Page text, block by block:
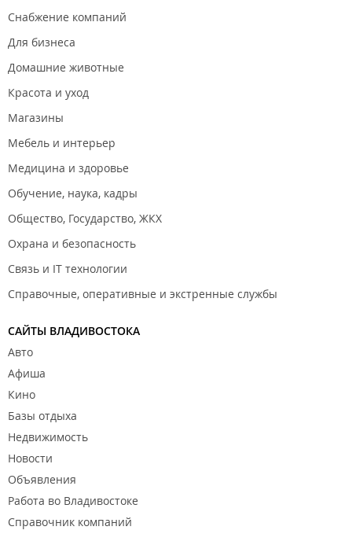
Снабжение компаний
Для бизнеса
Домашние животные
Красота и уход
Магазины
Мебель и интерьер
Медицина и здоровье
Обучение, наука, кадры
Общество, Государство, ЖКХ
Охрана и безопасность
Связь и IT технологии
Справочные, оперативные и экстренные службы
САЙТЫ ВЛАДИВОСТОКА
Авто
Афиша
Кино
Базы отдыха
Недвижимость
Новости
Объявления
Работа во Владивостоке
Справочник компаний